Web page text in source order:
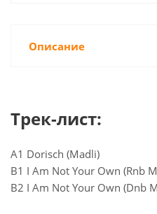
Описание
Трек-лист:
A1 Dorisch (Madli)
B1 I Am Not Your Own (Rnb
B2 I Am Not Your Own (Dnb